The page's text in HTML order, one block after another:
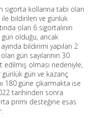
sigorta kollarına tabi olan
ile bildirilen ve günlük
olan 6 sigortalının
olduğu, ancak
bildirimi yapılan 2
gün sayılarının 30
edilmiş olması nedeniyle,
gün ve kazanç
180 güne çıkarmakta ise
tarihinden sonra
primi desteğine esas